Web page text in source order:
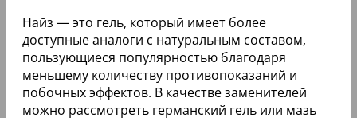
Найз — это гель, который имеет более
доступные аналоги с натуральным составом,
пользующиеся популярностью благодаря
меньшему количеству противопоказаний и
побочных эффектов. В качестве заменителей
можно рассмотреть германский гель или мазь